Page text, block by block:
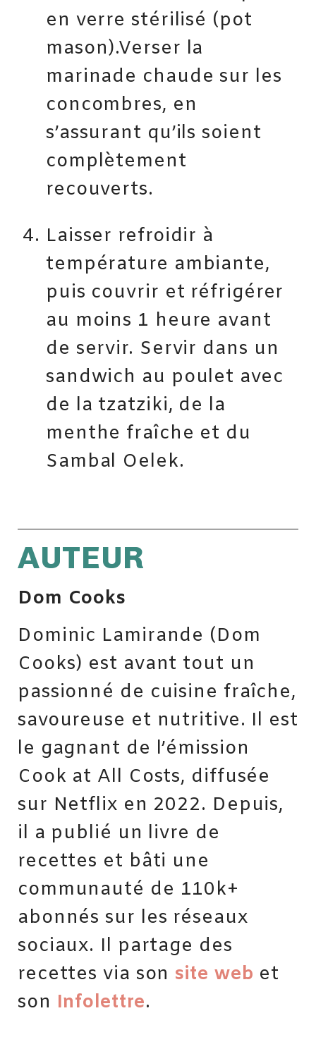
en verre stérilisé (pot
mason).Verser la
marinade chaude sur les
concombres, en
s’assurant qu’ils soient
complètement
recouverts.
Laisser refroidir à
température ambiante,
puis couvrir et réfrigérer
au moins 1 heure avant
de servir. Servir dans un
sandwich au poulet avec
de la tzatziki, de la
menthe fraîche et du
Sambal Oelek.
AUTEUR
Dom Cooks
Dominic Lamirande (Dom
Cooks) est avant tout un
passionné de cuisine fraîche,
savoureuse et nutritive. Il est
le gagnant de l’émission
Cook at All Costs, diffusée
sur Netflix en 2022. Depuis,
il a publié un livre de
recettes et bâti une
communauté de 110k+
abonnés sur les réseaux
sociaux. Il partage des
recettes via son site web et
son Infolettre.